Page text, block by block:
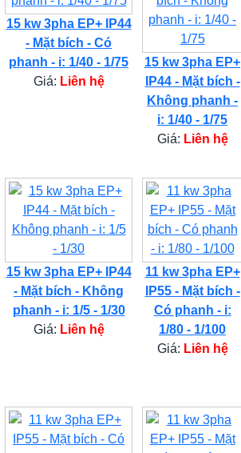
15 kw 3pha EP+ IP44
- Mặt bích - Có
phanh - i: 1/40 - 1/75
Giá: Liên hệ
15 kw 3pha EP+
IP44 - Mặt bích -
Không phanh -
i: 1/40 - 1/75
Giá: Liên hệ
15 kw 3pha EP+ IP44
- Mặt bích - Không
phanh - i: 1/5 - 1/30
Giá: Liên hệ
11 kw 3pha EP+
IP55 - Mặt bích -
Có phanh - i:
1/80 - 1/100
Giá: Liên hệ